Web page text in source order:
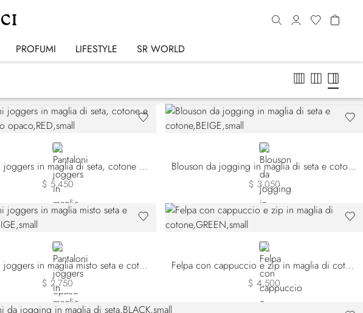
PROFUMI LIFESTYLE SR WORLD
RED
Pantaloni joggers in maglia di seta, cotone e coccodrillo opaco
$ 5,450
BEIGE
Blouson da jogging in maglia di seta e cotone
$ 3,050
BEIGE
Pantaloni joggers in maglia misto seta e cotone
$ 2,750
GREEN
Felpa con cappuccio e zip in maglia di cotone
$ 4,500